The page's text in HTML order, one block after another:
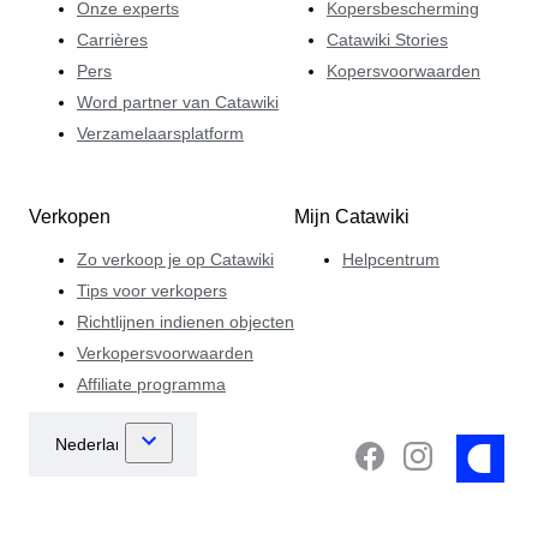
Onze experts
Carrières
Pers
Word partner van Catawiki
Verzamelaarsplatform
Kopersbescherming
Catawiki Stories
Kopersvoorwaarden
Verkopen
Zo verkoop je op Catawiki
Tips voor verkopers
Richtlijnen indienen objecten
Verkopersvoorwaarden
Affiliate programma
Mijn Catawiki
Helpcentrum